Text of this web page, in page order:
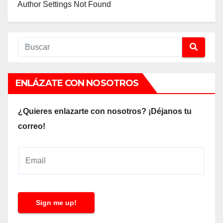
Author Settings Not Found
ENLÁZATE CON NOSOTROS
¿Quieres enlazarte con nosotros? ¡Déjanos tu
correo!
l
Sign me up!